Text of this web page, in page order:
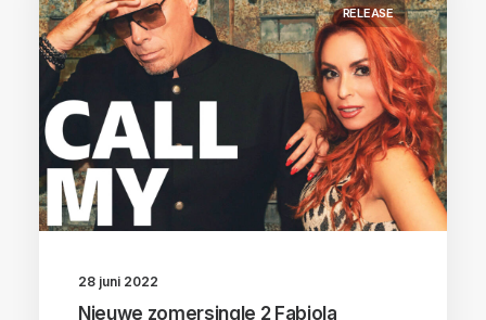
RELEASE
28 juni 2022
Nieuwe zomersingle 2 Fabiola